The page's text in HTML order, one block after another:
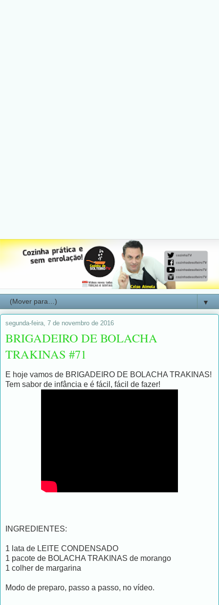
▼
segunda-feira, 7 de novembro de 2016
BRIGADEIRO DE BOLACHA
TRAKINAS #71
E hoje vamos de BRIGADEIRO DE BOLACHA TRAKINAS!
Tem sabor de infância e é fácil, fácil de fazer!
INGREDIENTES:
1 lata de LEITE CONDENSADO
1 pacote de BOLACHA TRAKINAS de morango
1 colher de margarina
Modo de preparo, passo a passo, no vídeo.